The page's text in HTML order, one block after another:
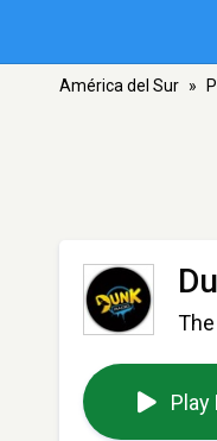
América del Sur »
Play